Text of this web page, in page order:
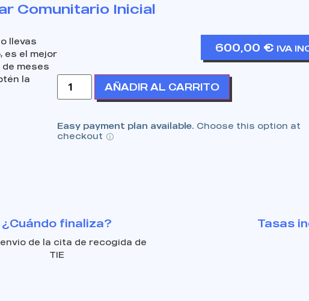
Comunitario Inicial
llevas
es el mejor
meses
la
600,00 € IVA
AÑADIR AL CARRITO
Easy payment plan available. Choose this option at
checkout
¿Cuándo finaliza?
de la cita de recogida de
TIE
Tasas